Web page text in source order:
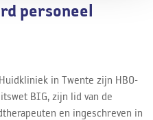
personeel
in Twente zijn HBO-
BIG, zijn lid van de
en ingeschreven in